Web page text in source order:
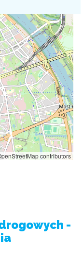
contributors
-